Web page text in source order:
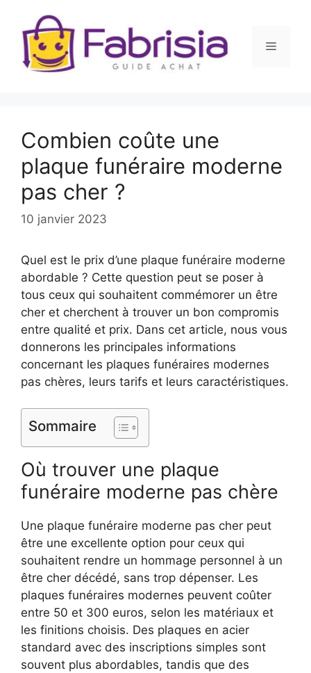
contenu
Menu
Combien coûte une
plaque funéraire moderne
pas cher ?
10 janvier 2023
Quel est le prix d’une plaque funéraire moderne
abordable ? Cette question peut se poser à
tous ceux qui souhaitent commémorer un être
cher et cherchent à trouver un bon compromis
entre qualité et prix. Dans cet article, nous vous
donnerons les principales informations
concernant les plaques funéraires modernes
pas chères, leurs tarifs et leurs caractéristiques.
Sommaire
Où trouver une plaque
funéraire moderne pas chère
Une plaque funéraire moderne pas cher peut
être une excellente option pour ceux qui
souhaitent rendre un hommage personnel à un
être cher décédé, sans trop dépenser. Les
plaques funéraires modernes peuvent coûter
entre 50 et 300 euros, selon les matériaux et
les finitions choisis. Des plaques en acier
standard avec des inscriptions simples sont
souvent plus abordables, tandis que des